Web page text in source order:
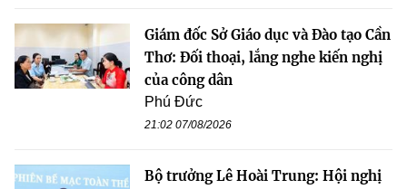
Giám đốc Sở Giáo dục và Đào tạo Cần
Thơ: Đối thoại, lắng nghe kiến nghị
của công dân
Phú Đức
21:02 07/08/2026
Bộ trưởng Lê Hoài Trung: Hội nghị